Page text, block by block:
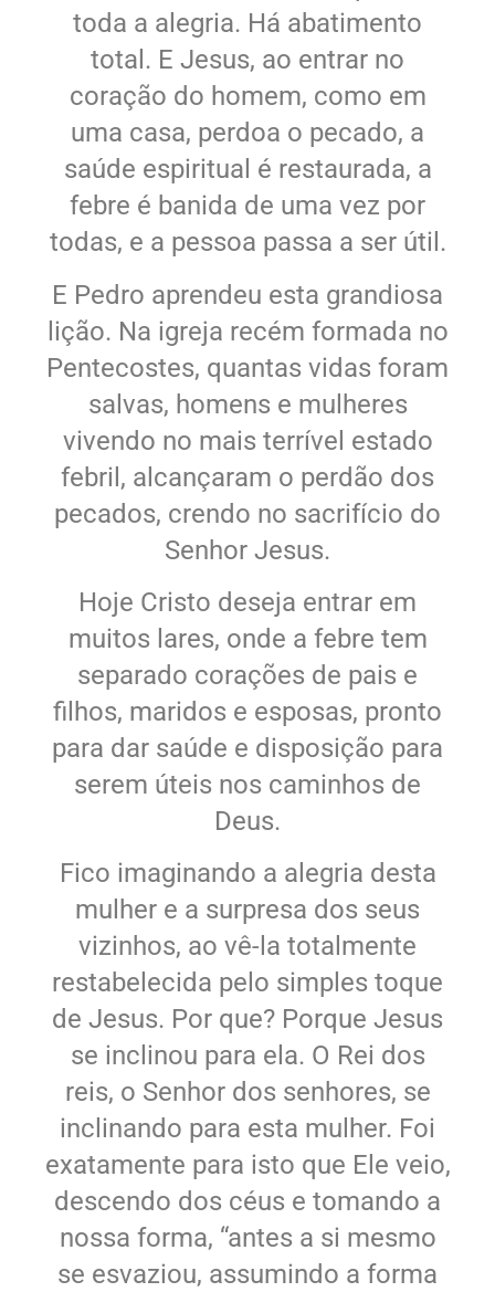
toda a alegria. Há abatimento
total. E Jesus, ao entrar no
coração do homem, como em
uma casa, perdoa o pecado, a
saúde espiritual é restaurada, a
febre é banida de uma vez por
todas, e a pessoa passa a ser útil.
E Pedro aprendeu esta grandiosa
lição. Na igreja recém formada no
Pentecostes, quantas vidas foram
salvas, homens e mulheres
vivendo no mais terrível estado
febril, alcançaram o perdão dos
pecados, crendo no sacrifício do
Senhor Jesus.
Hoje Cristo deseja entrar em
muitos lares, onde a febre tem
separado corações de pais e
filhos, maridos e esposas, pronto
para dar saúde e disposição para
serem úteis nos caminhos de
Deus.
Fico imaginando a alegria desta
mulher e a surpresa dos seus
vizinhos, ao vê-la totalmente
restabelecida pelo simples toque
de Jesus. Por que? Porque Jesus
se inclinou para ela. O Rei dos
reis, o Senhor dos senhores, se
inclinando para esta mulher. Foi
exatamente para isto que Ele veio,
descendo dos céus e tomando a
nossa forma, “antes a si mesmo
se esvaziou, assumindo a forma